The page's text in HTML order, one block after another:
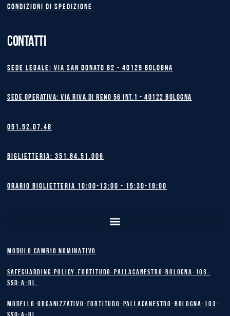
Condizioni di spedizione
CONTATTI
Sede legale: Via San Donato 82 - 40129 BOLOGNA
Sede operativa: Via Riva di Reno 56 int.1 - 40122 BOLOGNA
051.52.07.48
Biglietteria: 351.84.51.006
Orario biglietteria 10:00-13:00 - 15:30-19:00
MODULO CAMBIO NOMINATIVO
safeguarding-policy-Fortitudo-Pallacanestro-Bologna-103-
SSD-A-RL.
Modello-Organizzativo-Fortitudo-Pallacanestro-Bologna-103-